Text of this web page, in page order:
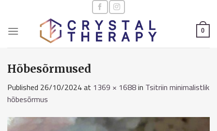
content
0
Hõbesõrmused
Published 26/10/2024at 1369 × 1688in Tsitriin minimalistlik
hõbesõrmus